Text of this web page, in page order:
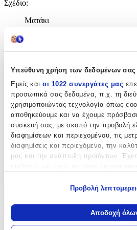
Υπεύθυνη χρήση των δεδομένων σας
Εμείς και οι 1022 συνεργάτες μας
προσωπικά σας δεδομένα, π.χ. τη
χρησιμοποιώντας τεχνολογία όπως
αποθηκεύουμε και να έχουμε
συσκευή σας, με σκοπό την προβολή
διαφημίσεων και περιεχομένου, τις
διαφημίσεις και περιεχόμενο, την
μας και την ανάπτυξη προϊόντων.
Να συλλέξουμε πληροφορίες
σας τοποθεσία, οι οποίες μπορεί να
Προβολή
Αποδοχή
Σχέδιο:
Ματάκι
Τεμάχια
τμχ
Υλικό:
Μέταλλο
Φύλο:
Αγόρι
Χρώμα: